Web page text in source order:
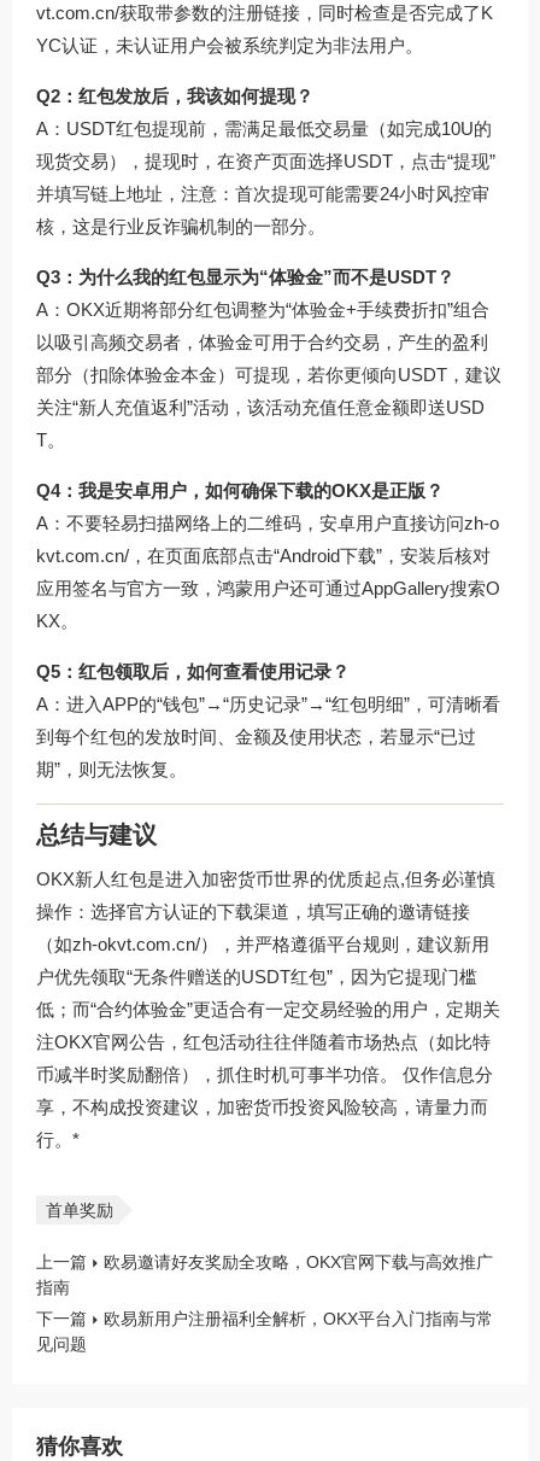
vt.com.cn/获取带参数的注册链接，同时检查是否完成了K
YC认证，未认证用户会被系统判定为非法用户。
Q2：红包发放后，我该如何提现？
A：USDT红包提现前，需满足最低交易量（如完成10U的
现货交易），提现时，在资产页面选择USDT，点击“提现”
并填写链上地址，注意：首次提现可能需要24小时风控审
核，这是行业反诈骗机制的一部分。
Q3：为什么我的红包显示为“体验金”而不是USDT？
A：OKX近期将部分红包调整为“体验金+手续费折扣”组合
以吸引高频交易者，体验金可用于合约交易，产生的盈利
部分（扣除体验金本金）可提现，若你更倾向USDT，建议
关注“新人充值返利”活动，该活动充值任意金额即送USD
T。
Q4：我是安卓用户，如何确保下载的OKX是正版？
A：不要轻易扫描网络上的二维码，安卓用户直接访问zh-o
kvt.com.cn/ ，在页面底部点击“Android下载”，安装后核对
应用签名与官方一致，鸿蒙用户还可通过AppGallery搜索O
KX。
Q5：红包领取后，如何查看使用记录？
A：进入APP的“钱包”→“历史记录”→“红包明细”，可清晰看
到每个红包的发放时间、金额及使用状态，若显示“已过
期”，则无法恢复。
总结与建议
OKX新人红包是进入加密货币世界的优质起点,但务必谨慎
操作：选择官方认证的下载渠道，填写正确的邀请链接
（如zh-okvt.com.cn/），并严格遵循平台规则，建议新用
户优先领取“无条件赠送的USDT红包”，因为它提现门槛
低；而“合约体验金”更适合有一定交易经验的用户，定期关
注OKX官网公告，红包活动往往伴随着市场热点（如比特
币减半时奖励翻倍），抓住时机可事半功倍。 仅作信息分
享，不构成投资建议，加密货币投资风险较高，请量力而
行。*
首单奖励
上一篇
欧易邀请好友奖励全攻略，OKX官网下载与高效推广
指南
下一篇
欧易新用户注册福利全解析，OKX平台入门指南与常
见问题
猜你喜欢